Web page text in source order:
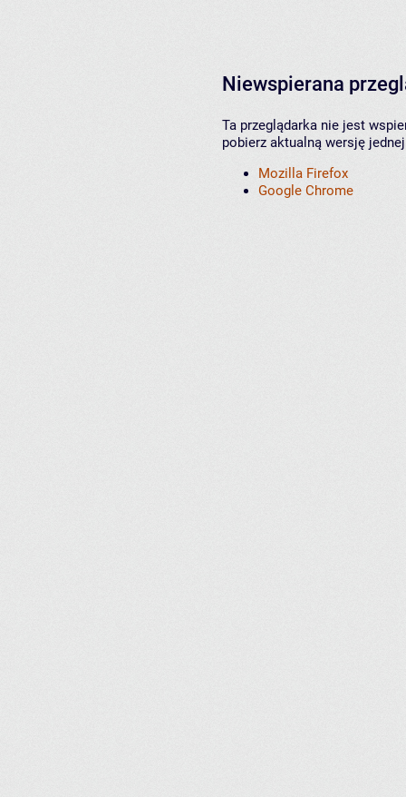
Niewspierana
Ta przeglądarka nie jest
pobierz aktualną wersję
Mozilla Firefox
Google Chrome